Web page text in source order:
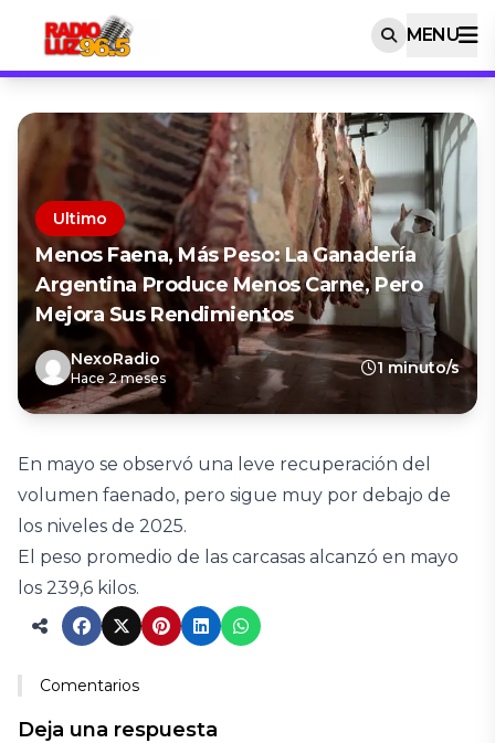
MENU
Ultimo
Menos Faena, Más Peso: La Ganadería
Argentina Produce Menos Carne, Pero
Mejora Sus Rendimientos
NexoRadio
Hace 2 meses
1 minuto/s
En mayo se observó una leve recuperación del
volumen faenado, pero sigue muy por debajo de
los niveles de 2025.
El peso promedio de las carcasas alcanzó en mayo
los 239,6 kilos.
Comentarios
Deja una respuesta